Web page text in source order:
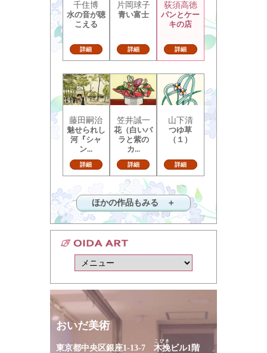
千住博
水の音が聴
こえる
詳細
片岡球子
青い富士
詳細
荻須高徳
パンとケー
キの店
詳細
藤田嗣治
魅せられし
河『シャ
ン...
詳細
笠井誠一
花（白いバ
ラと紫の
カ...
詳細
山下清
つゆ草
（１）
詳細
ほかの作品もみる ＋
おいだ美術
東京都中央区銀座1-13-7 木挽
こびき
ビル1階